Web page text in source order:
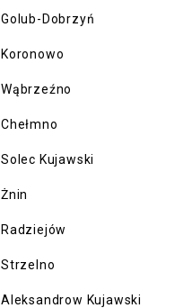
Golub-Dobrzyń
Koronowo
Wąbrzeźno
Chełmno
Solec Kujawski
Żnin
Radziejów
Strzelno
Aleksandrow Kujawski